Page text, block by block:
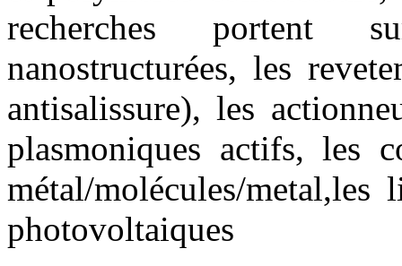
recherches portent
nanostructurées, les
antisalissure), les
plasmoniques actifs, les
métal/molécules/metal,les
photovoltaiques